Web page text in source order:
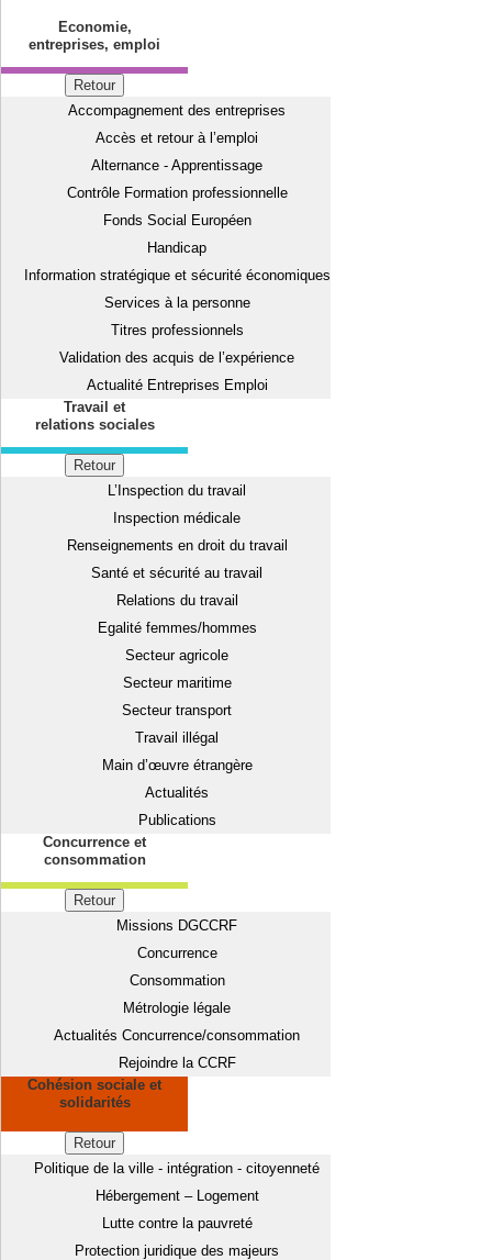
Economie,
entreprises, emploi
Retour
Accompagnement des entreprises
Accès et retour à l’emploi
Alternance - Apprentissage
Contrôle Formation professionnelle
Fonds Social Européen
Handicap
Information stratégique et sécurité économiques
Services à la personne
Titres professionnels
Validation des acquis de l’expérience
Actualité Entreprises Emploi
Travail et
relations sociales
Retour
L’Inspection du travail
Inspection médicale
Renseignements en droit du travail
Santé et sécurité au travail
Relations du travail
Egalité femmes/hommes
Secteur agricole
Secteur maritime
Secteur transport
Travail illégal
Main d’œuvre étrangère
Actualités
Publications
Concurrence et
consommation
Retour
Missions DGCCRF
Concurrence
Consommation
Métrologie légale
Actualités Concurrence/consommation
Rejoindre la CCRF
Cohésion sociale et
solidarités
Retour
Politique de la ville - intégration - citoyenneté
Hébergement – Logement
Lutte contre la pauvreté
Protection juridique des majeurs